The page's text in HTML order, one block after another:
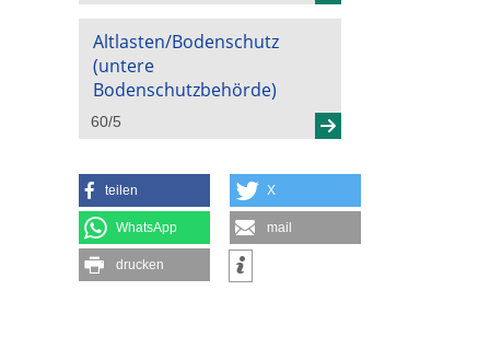
Altlasten/Bodenschutz
(untere
Bodenschutzbehörde)
60/5
teilen X
WhatsApp mail
drucken